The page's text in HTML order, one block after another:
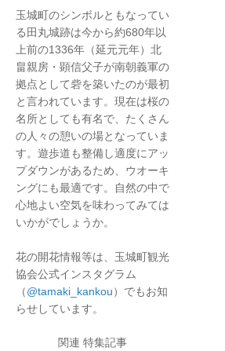
玉城町のシンボルともなってい
る田丸城跡は今から約680年以
上前の1336年（延元元年）北
畠親房・顕信父子が南朝義軍の
拠点として砦を築いたのが最初
と言われています。現在は桜の
名所としても有名で、たくさん
の人々の憩いの場となっていま
す。遊歩道も整備し適度にアッ
プダウンがあるため、ウオーキ
ングにも最適です。自然の中で
心地よい空気を味わってみては
いかがでしょうか。
花の開花情報等は、玉城町観光
協会公式インスタグラム
（@tamaki_kankou）でもお知
らせしています。
関連 特集記事